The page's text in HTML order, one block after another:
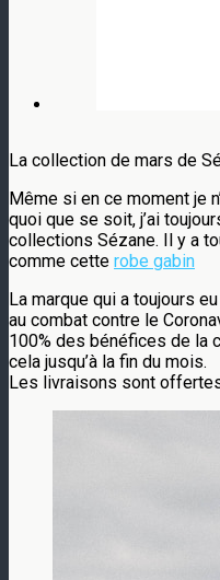
La collection de mars de
Même si en ce moment je
quoi que se soit, j’ai
collections Sézane. Il y a
comme cette robe gabin
La marque qui a toujours
au combat contre le
100% des bénéfices de la
cela jusqu’à la fin du mois.
Les livraisons sont